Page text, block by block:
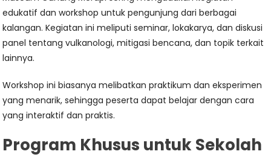
edukatif dan workshop untuk pengunjung dari berbagai
kalangan. Kegiatan ini meliputi seminar, lokakarya, dan diskusi
panel tentang vulkanologi, mitigasi bencana, dan topik terkait
lainnya.
Workshop ini biasanya melibatkan praktikum dan eksperimen
yang menarik, sehingga peserta dapat belajar dengan cara
yang interaktif dan praktis.
Program Khusus untuk Sekolah